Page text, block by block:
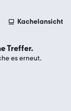
Kachelansicht
Treffer.
es erneut.